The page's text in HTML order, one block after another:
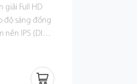
giải Full HD
độ sáng đồng
nền IPS (DID)